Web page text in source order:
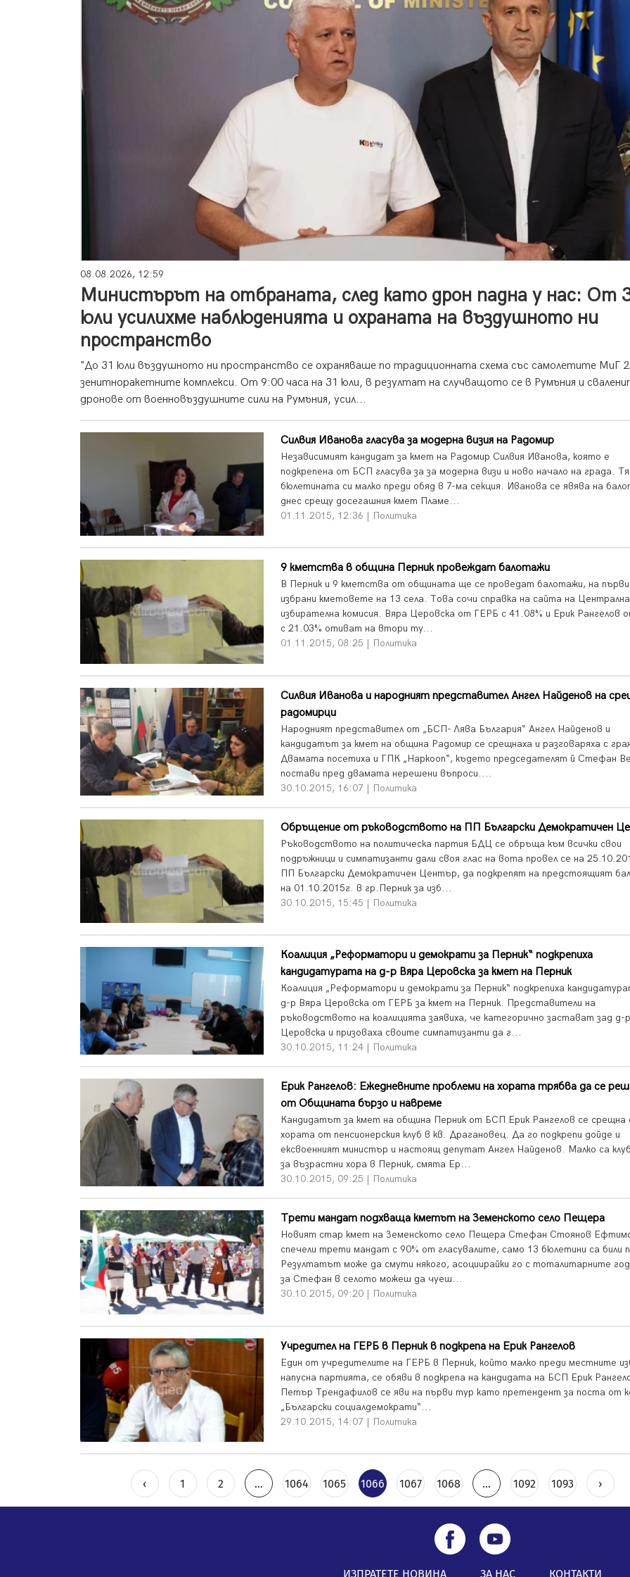
08.08.2026, 12:59
Министърът на отбраната, след като дрон падна у нас: От
юли усилихме наблюденията и охраната на въздушното ни
пространство
"До 31 юли въздушното ни пространство се охраняваше по традиционната схема със самолетите МиГ
зенитноракетните комплекси. От 9:00 часа на 31 юли, в резултат на случващото се в Румъния и
дронове от военновъздушните сили на Румъния, усил...
Силвия Иванова гласува за модерна визия на Радомир
Независимият кандидат за кмет на Радомир Силвия Иванова, която е
подкрепена от БСП гласува за за модерна визи и ново начало на града. Тя
бюлетината си малко преди обяд в 7-ма секция. Иванова се явява на
днес срещу досегашния кмет Пламе...
01.11.2015, 12:36 | Политика
9 кметства в община Перник провеждат балотажи
В Перник и 9 кметства от общината ще се проведат балотажи, на
избрани кметовете на 13 села. Това сочи справка на сайта на
избирателна комисия. Вяра Церовска от ГЕРБ с 41.08% и Ерик Рангелов
с 21.03% отиват на втори ту...
01.11.2015, 08:25 | Политика
Силвия Иванова и народният представител Ангел Найденов на
радомирци
Народният представител от „БСП- Лява България“ Ангел Найденов и
кандидатът за кмет на община Радомир се срещнаха и разговаряха с
Двамата посетиха и ГПК „Наркооп“, където председателят й Стефан
постави пред двамата нерешени въпроси....
30.10.2015, 16:07 | Политика
Обръщение от ръководството на ПП Български Демократичен
Ръководството на политическа партия БДЦ се обръща към всички свои
подръжници и симпатизанти дали своя глас на вота провел се на
ПП Български Демократичен Център, да подкрепят на предстоящият
на 01.10.2015г. в гр.Перник за изб...
30.10.2015, 15:45 | Политика
Коалиция „Реформатори и демократи за Перник“ подкрепиха
кандидатурата на д-р Вяра Церовска за кмет на Перник
Коалиция „Реформатори и демократи за Перник“ подкрепиха
д-р Вяра Церовска от ГЕРБ за кмет на Перник. Представители на
ръководството на коалицията заявиха, че категорично застават зад д-р
Церовска и призоваха своите симпатизанти да г...
30.10.2015, 11:24 | Политика
Ерик Рангелов: Ежедневните проблеми на хората трябва да се
от Общината бързо и навреме
Кандидатът за кмет на община Перник от БСП Ерик Рангелов се срещна
хората от пенсионерския клуб в кв. Драгановец. Да го подкрепи дойде и
ексвоенният министър и настоящ депутат Ангел Найденов. Малко са
за възрастни хора в Перник, смята Ер...
30.10.2015, 09:25 | Политика
Трети мандат подхваща кметът на Земенското село Пещера
Новият стар кмет на Земенското село Пещера Стефан Стоянов
спечели трети мандат с 90% от гласувалите, само 13 бюлетини са били
Резултатът може да смути някого, асоциирайки го с тоталитарните
за Стефан в селото можеш да чуеш...
30.10.2015, 09:20 | Политика
Учредител на ГЕРБ в Перник в подкрепа на Ерик Рангелов
Един от учредителите на ГЕРБ в Перник, който малко преди местните
напусна партията, се обяви в подкрепа на кандидата на БСП Ерик
Петър Трендафилов се яви на първи тур като претендент за поста от
„Български социалдемократи“...
29.10.2015, 14:07 | Политика
‹ 1 2 ... 1064 1065 1066 1067 1068 ... 1092 1093 ›
ИЗПРАТЕТЕ НОВИНА ЗА НАС КОНТАКТИ